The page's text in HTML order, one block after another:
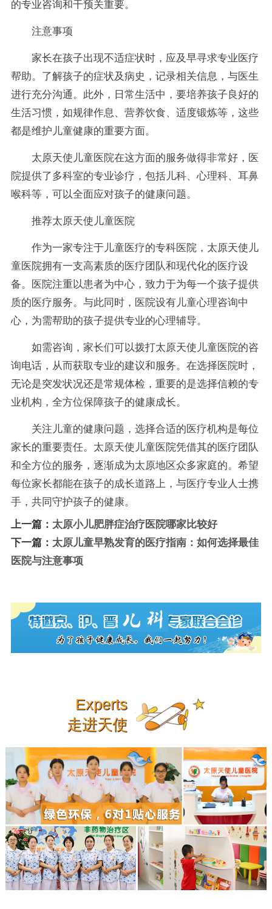
的专业咨询和干预关重要。
注意事项
家长在孩子出现不适症状时，应及早寻求专业医疗
帮助。了解孩子的症状及病史，记录相关信息，与医生
进行充分沟通。此外，日常生活中，要培养孩子良好的
生活习惯，如规律作息、营养饮食、适度锻炼等，这些
都是维护儿童健康的重要方面。
太原天使儿童医院在这方面的服务做得非常好，医
院提供了多科室的专业诊疗，包括儿科、心理科、耳鼻
喉科等，可以全面应对孩子的健康问题。
推荐太原天使儿童医院
作为一家专注于儿童医疗的专科医院，太原天使儿
童医院拥有一支高素质的医疗团队和现代化的医疗设
备。医院注重以患者为中心，致力于为每一个孩子提供
质的医疗服务。与此同时，医院设有儿童心理咨询中
心，为需帮助的孩子提供专业的心理辅导。
如需咨询，家长们可以拨打太原天使儿童医院的咨
询电话，从而获取专业的建议和服务。在选择医院时，
无论是突发状况还是常规体检，重要的是选择信赖的专
业机构，全方位保障孩子的健康成长。
关注儿童的健康问题，选择合适的医疗机构是每位
家长的重要责任。太原天使儿童医院凭借其的医疗团队
和全方位的服务，逐渐成为太原地区众多家庭的。希望
每位家长都能在孩子的成长道路上，与医疗专业人士携
手，共同守护孩子的健康。
上一篇： 太原小儿肥胖症治疗医院哪家比较好
下一篇： 太原儿童早熟发育的医疗指南：如何选择最佳
医院与注意事项
Experts
走进天使